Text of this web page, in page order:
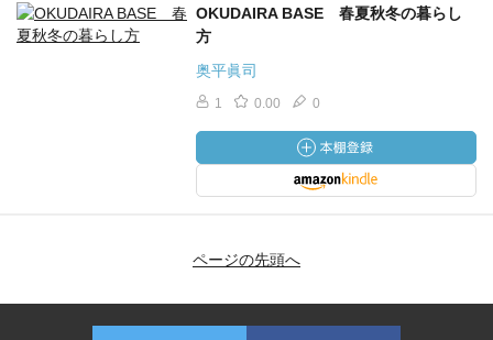
OKUDAIRA BASE 春夏秋冬の暮らし
方
奥平眞司
1 0.00 0
ページの先頭へ